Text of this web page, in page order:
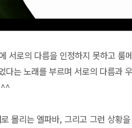
서로의 다름을 인정하지 못하고 룸
는 노래를 부르며 서로의 다름과
^^
몰리는 엘파바, 그리고 그런 상황